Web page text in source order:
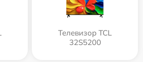
Телевизор TCL
32S5200